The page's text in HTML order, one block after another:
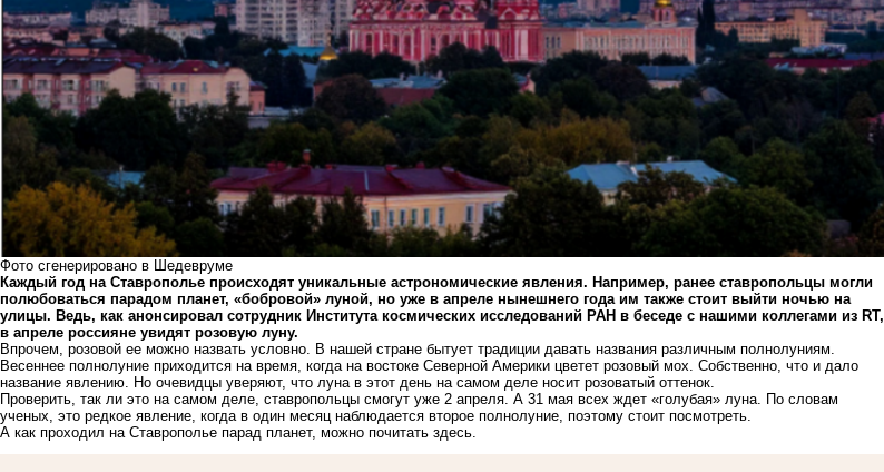
Фото сгенерировано в Шедевруме
Каждый год на Ставрополье происходят уникальные астрономические явления. Например, ранее ставропольцы могли
полюбоваться парадом планет, «бобровой» луной, но уже в апреле нынешнего года им также стоит выйти ночью на
улицы. Ведь, как анонсировал сотрудник Института космических исследований РАН в беседе с нашими коллегами из RT,
в апреле россияне увидят розовую луну.
Впрочем, розовой ее можно назвать условно. В нашей стране бытует традиции давать названия различным полнолуниям.
Весеннее полнолуние приходится на время, когда на востоке Северной Америки цветет розовый мох. Собственно, что и дало
название явлению. Но очевидцы уверяют, что луна в этот день на самом деле носит розоватый оттенок.
Проверить, так ли это на самом деле, ставропольцы смогут уже 2 апреля. А 31 мая всех ждет «голубая» луна. По словам
ученых, это редкое явление, когда в один месяц наблюдается второе полнолуние, поэтому стоит посмотреть.
А как проходил на Ставрополье парад планет, можно почитать здесь